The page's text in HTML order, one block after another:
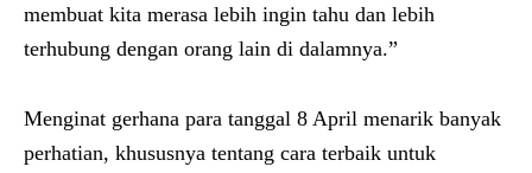
membuat kita merasa lebih ingin tahu dan lebih
terhubung dengan orang lain di dalamnya.”
Menginat gerhana para tanggal 8 April menarik banyak
perhatian, khususnya tentang cara terbaik untuk